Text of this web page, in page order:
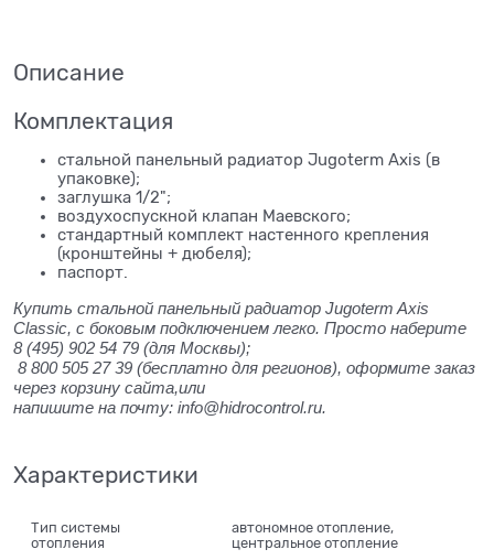
Описание
Комплектация
стальной панельный радиатор Jugoterm Axis (в
упаковке);
заглушка 1/2";
воздухоспускной клапан Маевского;
стандартный комплект настенного крепления
(кронштейны + дюбеля);
паспорт.
Купить стальной панельный радиатор Jugoterm Axis
Classic, с боковым подключением легко. Просто наберите
8 (495) 902 54 79 (для Москвы);
8 800 505 27 39 (бесплатно для регионов), оформите заказ
через корзину сайта,или
напишите на почту: info@hidrocontrol.ru.
Характеристики
Тип системы
отопления
автономное отопление,
центральное отопление